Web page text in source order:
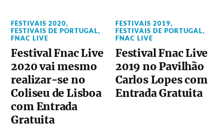
FESTIVAIS 2020,
FESTIVAIS DE PORTUGAL,
FNAC LIVE
Festival Fnac Live
2020 vai mesmo
realizar-se no
Coliseu de Lisboa
com Entrada
Gratuita
FESTIVAIS 2019,
FESTIVAIS DE PORTUGAL,
FNAC LIVE
Festival Fnac Live
2019 no Pavilhão
Carlos Lopes com
Entrada Gratuita